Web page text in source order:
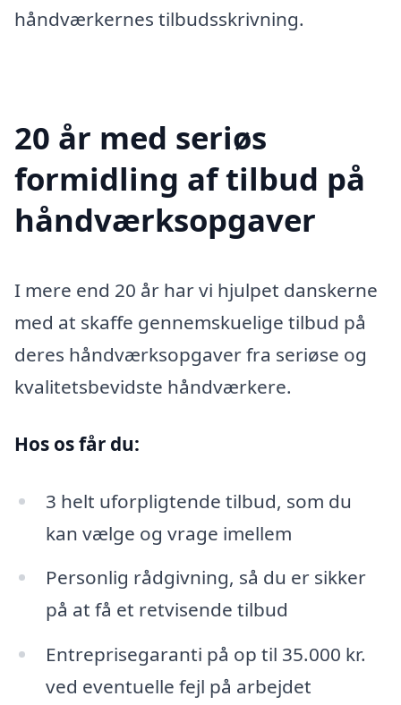
håndværkernes tilbudsskrivning.
20 år med seriøs
formidling af tilbud på
håndværksopgaver
I mere end 20 år har vi hjulpet danskerne
med at skaffe gennemskuelige tilbud på
deres håndværksopgaver fra seriøse og
kvalitetsbevidste håndværkere.
Hos os får du:
3 helt uforpligtende tilbud, som du
kan vælge og vrage imellem
Personlig rådgivning, så du er sikker
på at få et retvisende tilbud
Entreprisegaranti på op til 35.000 kr.
ved eventuelle fejl på arbejdet